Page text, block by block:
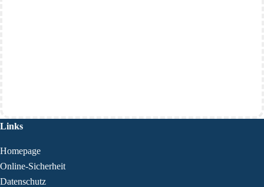
Links
Homepage
Online-Sicherheit
Datenschutz